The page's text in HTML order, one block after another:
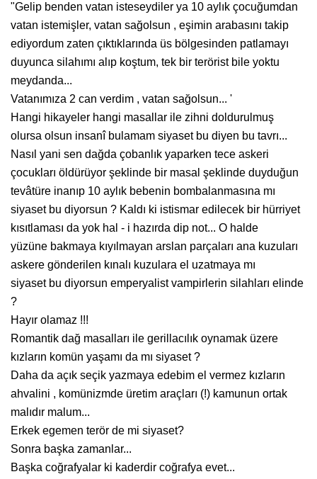
"Gelip benden vatan isteseydiler ya 10 aylık çocuğumdan
vatan istemişler, vatan sağolsun , eşimin arabasını takip
ediyordum zaten çıktıklarında üs bölgesinden patlamayı
duyunca silahımı alıp koştum, tek bir terörist bile yoktu
meydanda...
Vatanımıza 2 can verdim , vatan sağolsun... '
Hangi hikayeler hangi masallar ile zihni doldurulmuş
olursa olsun insanî bulamam siyaset bu diyen bu tavrı...
Nasıl yani sen dağda çobanlık yaparken tece askeri
çocukları öldürüyor şeklinde bir masal şeklinde duyduğun
tevâtüre inanıp 10 aylık bebenin bombalanmasına mı
siyaset bu diyorsun ? Kaldı ki istismar edilecek bir hürriyet
kısıtlaması da yok hal - i hazırda dip not... O halde
yüzüne bakmaya kıyılmayan arslan parçaları ana kuzuları
askere gönderilen kınalı kuzulara el uzatmaya mı
siyaset bu diyorsun emperyalist vampirlerin silahları elinde
?
Hayır olamaz !!!
Romantik dağ masalları ile gerillacılık oynamak üzere
kızların komün yaşamı da mı siyaset ?
Daha da açık seçik yazmaya edebim el vermez kızların
ahvalini , komünizmde üretim araçları (!) kamunun ortak
malıdır malum...
Erkek egemen terör de mi siyaset?
Sonra başka zamanlar...
Başka coğrafyalar ki kaderdir coğrafya evet...